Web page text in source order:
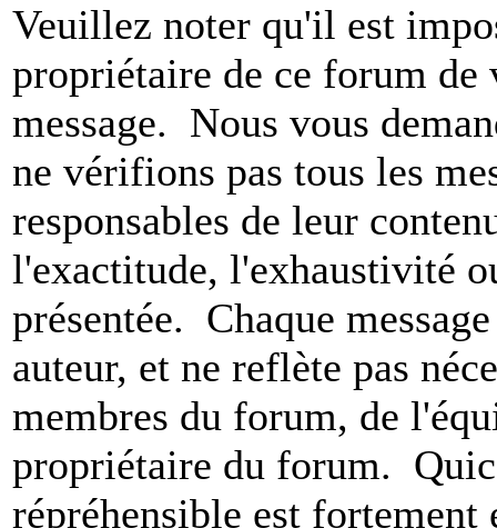
Veuillez noter qu'il est
propriétaire de ce forum
message. Nous vous
ne vérifions pas tous les
responsables de leur
l'exactitude, l'exhaustivité
présentée. Chaque
auteur, et ne reflète pas
membres du forum, de
propriétaire du forum.
répréhensible est